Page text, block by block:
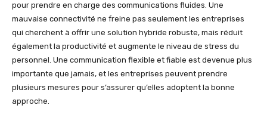
pour prendre en charge des communications fluides. Une
mauvaise connectivité ne freine pas seulement les entreprises
qui cherchent à offrir une solution hybride robuste, mais réduit
également la productivité et augmente le niveau de stress du
personnel. Une communication flexible et fiable est devenue plus
importante que jamais, et les entreprises peuvent prendre
plusieurs mesures pour s’assurer qu’elles adoptent la bonne
approche.